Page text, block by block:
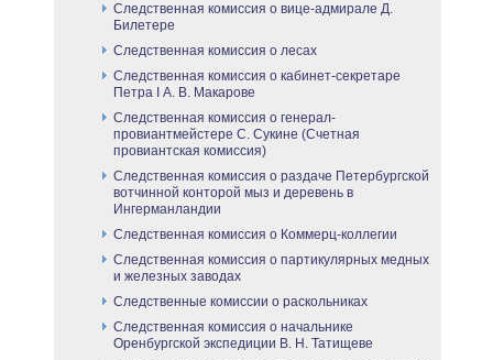
Следственная комиссия о вице-адмирале Д.
Билетере
Следственная комиссия о лесах
Следственная комиссия о кабинет-секретаре
Петра I А. В. Макарове
Следственная комиссия о генерал-
провиантмейстере С. Сукине (Счетная
провиантская комиссия)
Следственная комиссия о раздаче Петербургской
вотчинной конторой мыз и деревень в
Ингерманландии
Следственная комиссия о Коммерц-коллегии
Следственная комиссия о партикулярных медных
и железных заводах
Следственные комиссии о раскольниках
Следственная комиссия о начальнике
Оренбургской экспедиции В. Н. Татищеве